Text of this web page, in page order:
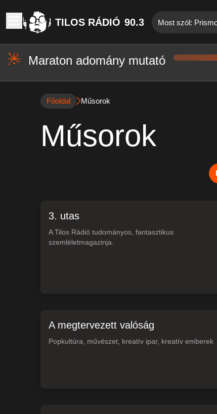
TILOS RÁDIÓ 90.3 Most szól:
Maraton adomány mutató
Főoldal Műsorok
Műsorok
3. utas
A Tilos Rádió tudományos, fantasztikus
szemléletmagazinja.
A megtervezett valóság
Popkultúra, művészet, kreatív ipar, kreatív emberek